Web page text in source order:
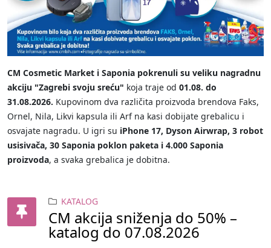
CM Cosmetic Market i Saponia pokrenuli su veliku nagradnu
akciju "Zagrebi svoju sreću" koja traje od 01.08. do
31.08.2026. Kupovinom dva različita proizvoda brendova Faks,
Ornel, Nila, Likvi kapsula ili Arf na kasi dobijate grebalicu i
osvajate nagradu. U igri su iPhone 17, Dyson Airwrap, 3 robot
usisivača, 30 Saponia poklon paketa i 4.000 Saponia
proizvoda, a svaka grebalica je dobitna.
KATALOG
CM akcija sniženja do 50% –
katalog do 07.08.2026